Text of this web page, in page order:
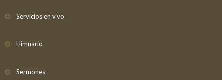
Servicios en vivo
Himnario
Sermones